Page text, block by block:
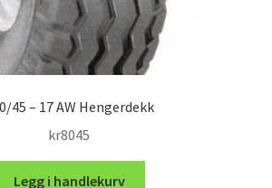
45 – 17 AW Hengerdekk
kr8045
Legg i handlekurv